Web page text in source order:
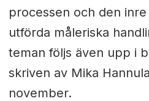
processen och den
utförda måleriska
teman följs även upp i
skriven av Mika
november.